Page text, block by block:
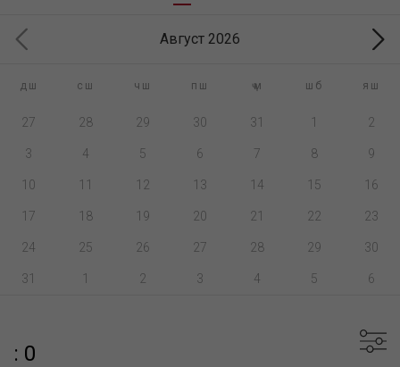
Август 2026
дш сш чш пш ҷм шб яш
27 28 29 30 31 1 2
3 4 5 6 7 8 9
10 11 12 13 14 15 16
17 18 19 20 21 22 23
24 25 26 27 28 29 30
31 1 2 3 4 5 6
: 0